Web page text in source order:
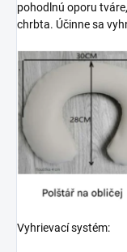
pohodlnú oporu
chrbta. Účinne sa
Vyhrievací systém: